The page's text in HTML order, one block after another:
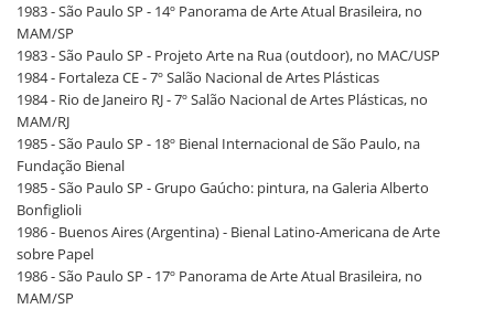
1983 - São Paulo SP - 14º Panorama de Arte Atual Brasileira, no
MAM/SP
1983 - São Paulo SP - Projeto Arte na Rua (outdoor), no MAC/USP
1984 - Fortaleza CE - 7º Salão Nacional de Artes Plásticas
1984 - Rio de Janeiro RJ - 7º Salão Nacional de Artes Plásticas, no
MAM/RJ
1985 - São Paulo SP - 18º Bienal Internacional de São Paulo, na
Fundação Bienal
1985 - São Paulo SP - Grupo Gaúcho: pintura, na Galeria Alberto
Bonfiglioli
1986 - Buenos Aires (Argentina) - Bienal Latino-Americana de Arte
sobre Papel
1986 - São Paulo SP - 17º Panorama de Arte Atual Brasileira, no
MAM/SP